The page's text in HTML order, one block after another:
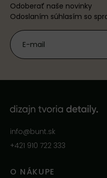
Odoberať naše novinky
Odoslaním súhlasím so
info@bunt.sk
+421 910 722 333
O NÁKUPE